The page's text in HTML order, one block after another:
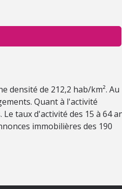
densité de 212,2 hab/km². Au
Quant à l'activité
taux d'activité des 15 à 64
immobilières des 190